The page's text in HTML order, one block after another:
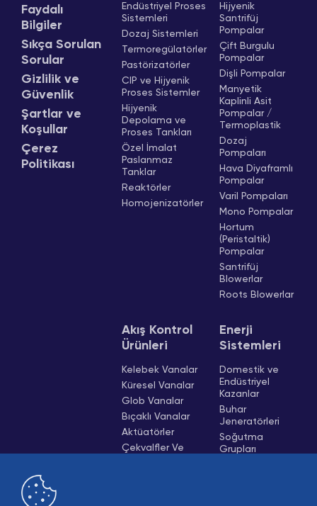
Faydalı
Bilgiler
Sıkça Sorulan
Sorular
Gizlilik ve
Güvenlik
Şartlar ve
Koşullar
Çerez
Politikası
Endüstriyel Proses
Sistemleri
Dozaj Sistemleri
Termoregülatörler
Pastörizatörler
CIP ve Hijyenik
Proses Sistemler
Hijyenik
Depolama ve
Proses Tankları
Özel İmalat
Paslanmaz
Tanklar
Reaktörler
Homojenizatörler
Hijyenik
Santrifüj
Pompalar
Çift Burgulu
Pompalar
Dişli Pompalar
Manyetik
Kaplinli Asit
Pompalar /
Termoplastik
Dozaj
Pompaları
Hava Diyaframlı
Pompalar
Varil Pompaları
Mono Pompalar
Hortum
(Peristaltik)
Pompalar
Santrifüj
Blowerlar
Roots Blowerlar
Akış Kontrol
Ürünleri
Kelebek Vanalar
Küresel Vanalar
Glob Vanalar
Bıçaklı Vanalar
Aktüatörler
Çekvalfler Ve
Enerji
Sistemleri
Domestik ve
Endüstriyel
Kazanlar
Buhar
Jeneratörleri
Soğutma
Grupları